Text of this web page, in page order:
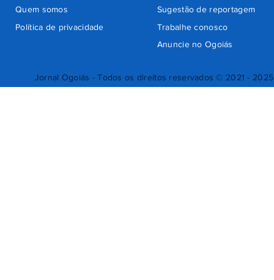
Jornal Ogoiás - Todos os direitos reservados © 2021 - 2025
Quem somos
Sugestão de reportagem
Trabalhe conosco
Política de privacidade
Anuncie no Ogoiás